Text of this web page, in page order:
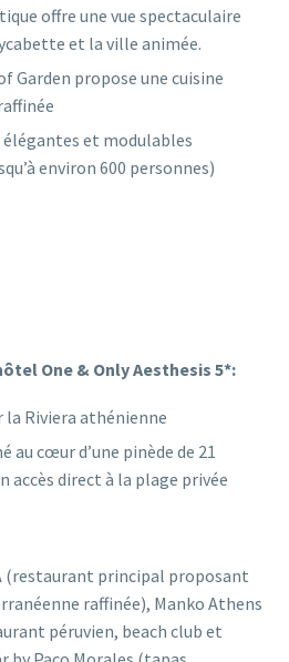
offre une vue spectaculaire
et la ville animée.
Garden propose une cuisine
élégantes et modulables
environ 600 personnes)
One & Only Aesthesis 5*:
la Riviera athénienne
au cœur d’une pinède de 21
accès direct à la plage privée
(restaurant principal proposant
raffinée), Manko Athens
péruvien, beach club et